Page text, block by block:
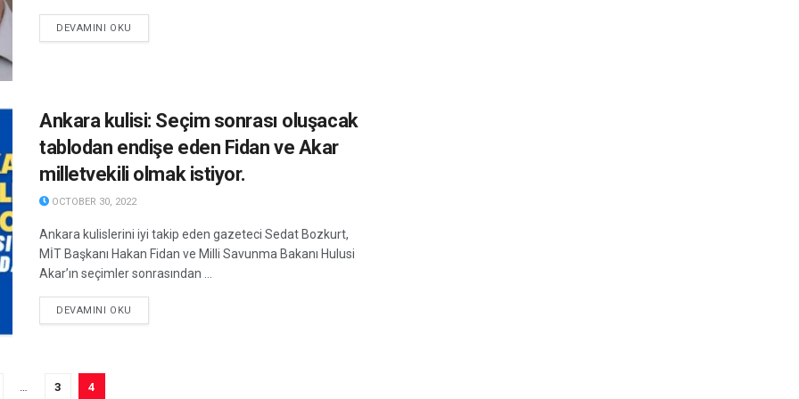
DEVAMINI OKU
Ankara kulisi: Seçim sonrası oluşacak
tablodan endişe eden Fidan ve Akar
milletvekili olmak istiyor.
OCTOBER 30, 2022
Ankara kulislerini iyi takip eden gazeteci Sedat Bozkurt,
MİT Başkanı Hakan Fidan ve Milli Savunma Bakanı Hulusi
Akar’ın seçimler sonrasından ...
DEVAMINI OKU
3 4